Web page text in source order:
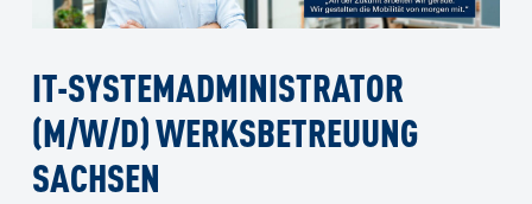
IT-SYSTEMADMINISTRATOR
(M/W/D) WERKSBETREUUNG
SACHSEN